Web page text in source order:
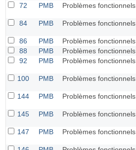
72
PMB Problèmes fonctionnels
84 PMB Problèmes fonctionnels
86 PMB Problèmes fonctionnels
88
PMB Problèmes fonctionnels
92
PMB Problèmes fonctionnels
100 PMB Problèmes fonctionnels
144 PMB Problèmes fonctionnels
145 PMB Problèmes fonctionnels
147 PMB Problèmes fonctionnels